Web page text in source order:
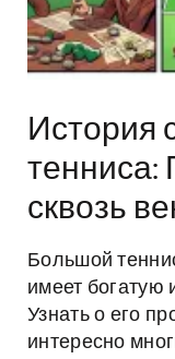
История
тенниса:
сквозь
Большой
имеет богатую
Узнать о его
интересно